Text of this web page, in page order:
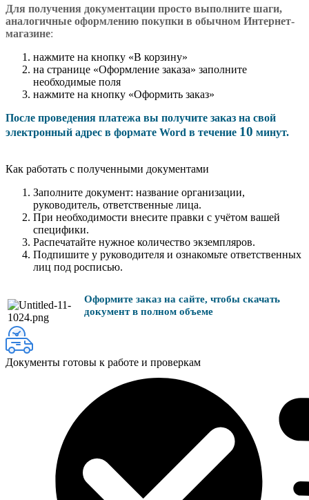
Для получения документации просто выполните шаги,
аналогичные оформлению покупки в обычном Интернет-
магазине:
нажмите на кнопку «В корзину»
на странице «Оформление заказа» заполните
необходимые поля
нажмите на кнопку «Оформить заказ»
После проведения платежа вы получите заказ на свой
электронный адрес в формате Word в течение 10 минут.
Как работать с полученными документами
Заполните документ: название организации,
руководитель, ответственные лица.
При необходимости внесите правки с учётом вашей
специфики.
Распечатайте нужное количество экземпляров.
Подпишите у руководителя и ознакомьте ответственных
лиц под росписью.
Оформите заказ на сайте, чтобы скачать
документ в полном объеме
Документы готовы к работе и проверкам